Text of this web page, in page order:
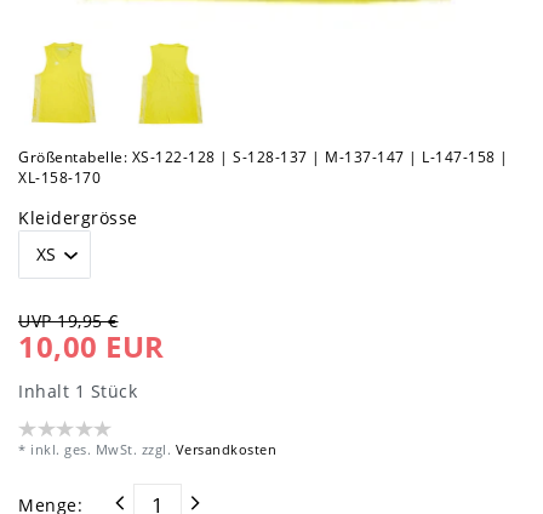
Größentabelle: XS-122-128 | S-128-137 | M-137-147 | L-147-158 |
XL-158-170
Kleidergrösse
UVP 19,95 €
10,00 EUR
Inhalt 1 Stück
* inkl. ges. MwSt. zzgl. Versandkosten
Menge: